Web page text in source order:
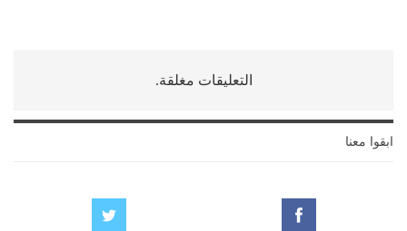
التعليقات مغلقة.
ابقوا معنا